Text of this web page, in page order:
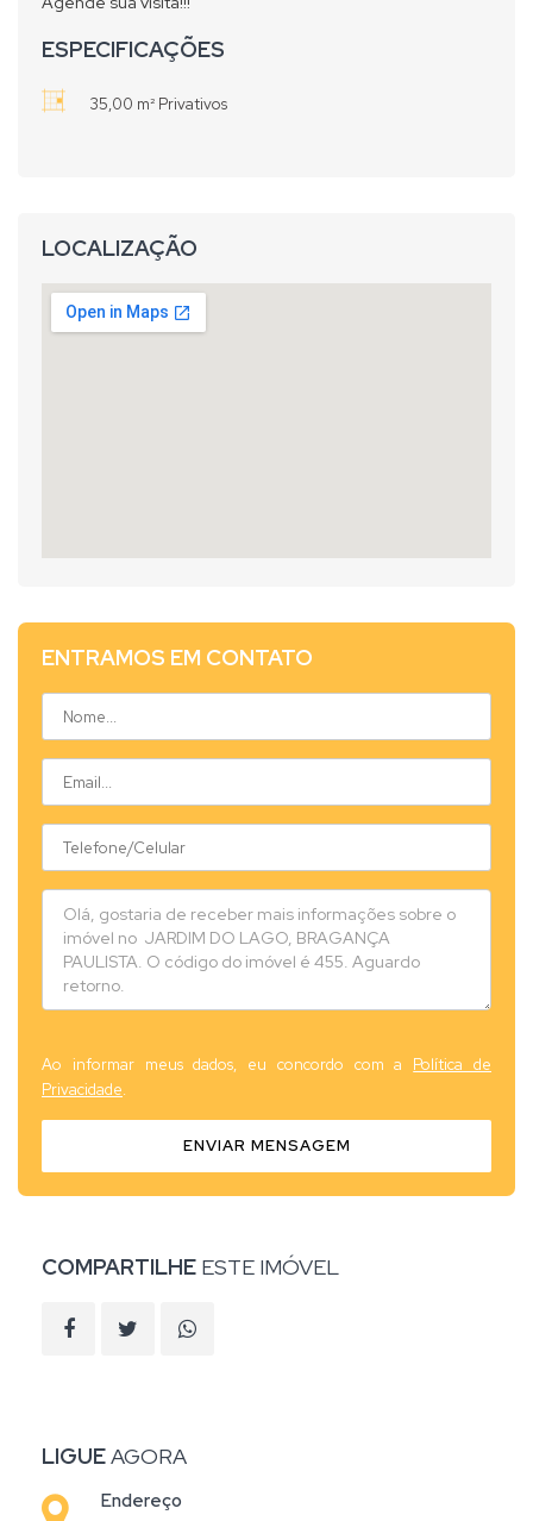
ESPECIFICAÇÕES
35,00 m² Privativos
LOCALIZAÇÃO
ENTRAMOS EM CONTATO
Ao informar meus dados, eu concordo com a Política de
Privacidade.
ENVIAR MENSAGEM
COMPARTILHE ESTE IMÓVEL
LIGUEAGORA
Endereço